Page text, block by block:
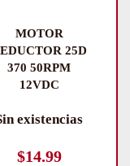
MOTOR
25D
370 50RPM
12VDC
existencias
$14.99